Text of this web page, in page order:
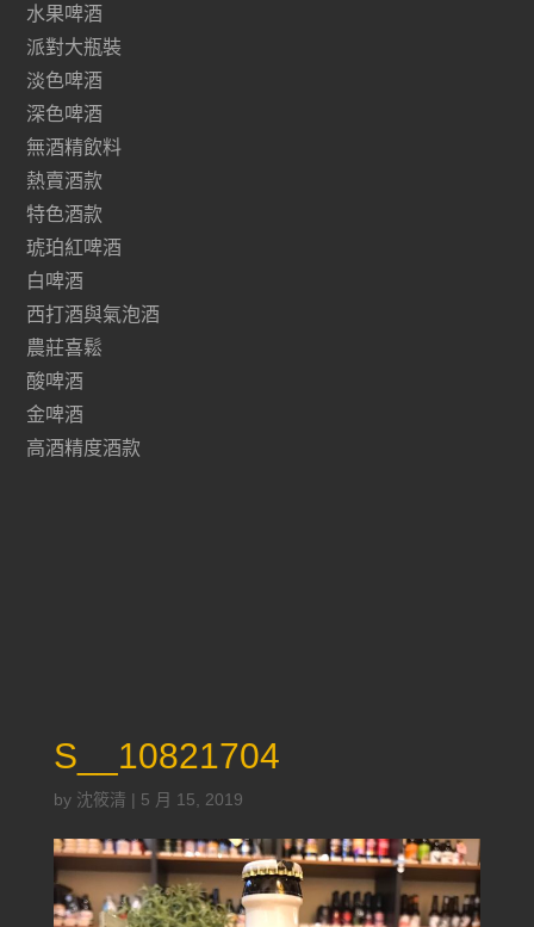
水果啤酒
派對大瓶裝
淡色啤酒
深色啤酒
無酒精飲料
熱賣酒款
特色酒款
琥珀紅啤酒
白啤酒
西打酒與氣泡酒
農莊喜鬆
酸啤酒
金啤酒
高酒精度酒款
S__10821704
by 沈筱清 | 5 月 15, 2019